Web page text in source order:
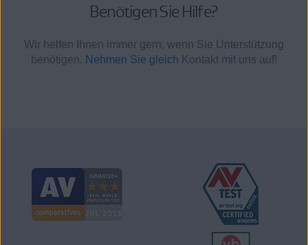
Benötigen Sie Hilfe?
Wir helfen Ihnen immer gern, wenn Sie Unterstützung
benötigen. Nehmen Sie gleich Kontakt mit uns auf!